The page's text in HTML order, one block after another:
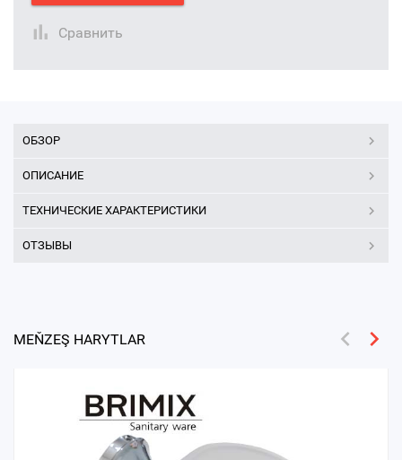
Сравнить
ОБЗОР
ОПИСАНИЕ
ТЕХНИЧЕСКИЕ ХАРАКТЕРИСТИКИ
ОТЗЫВЫ
MEŇZEŞ HARYTLAR